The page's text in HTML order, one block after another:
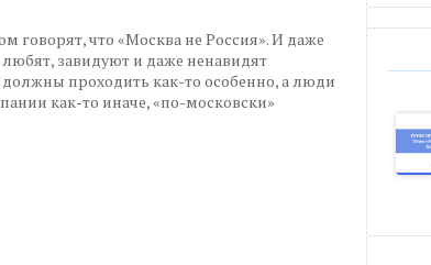
говорят, что «Москва не Россия». И даже
завидуют и даже ненавидят
проходить как-то особенно, а люди
как-то иначе, «по-московски»